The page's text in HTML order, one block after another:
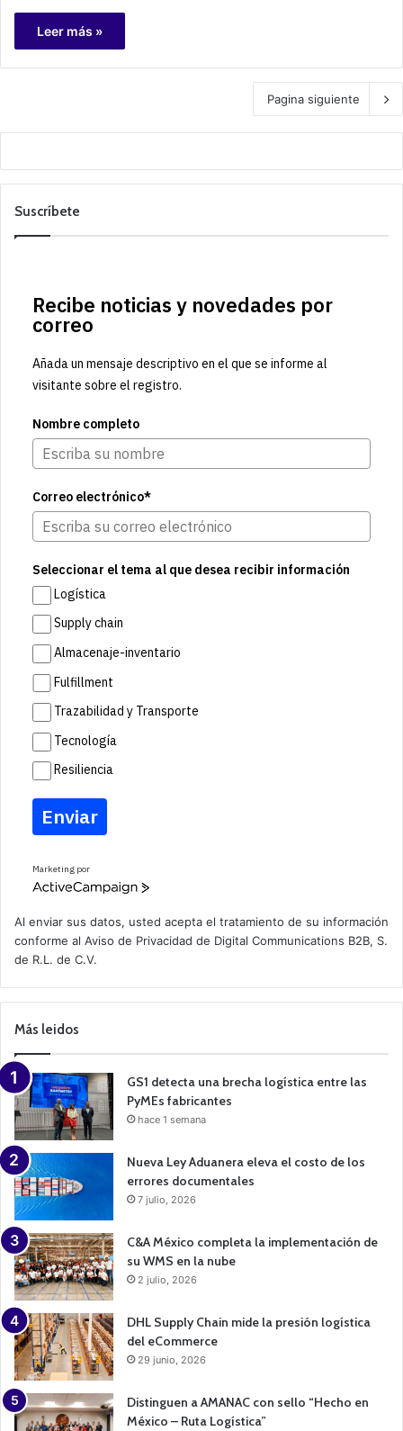
Leer más »
Pagina siguiente
Suscríbete
Recibe noticias y novedades por
correo
Añada un mensaje descriptivo en el que se informe al
visitante sobre el registro.
Nombre completo
Correo electrónico*
Seleccionar el tema al que desea recibir información
Logística
Supply chain
Almacenaje-inventario
Fulfillment
Trazabilidad y Transporte
Tecnología
Resiliencia
Enviar
Marketing por
A
v
e
a
m
a
n
Al enviar sus datos, usted acepta el tratamiento de su información
conforme al Aviso de Privacidad de Digital Communications B2B, S.
de R.L. de C.V.
Más leidos
GS1 detecta una brecha logística entre las
PyMEs fabricantes
hace 1 semana
Nueva Ley Aduanera eleva el costo de los
errores documentales
7 julio, 2026
C&A México completa la implementación de
su WMS en la nube
2 julio, 2026
DHL Supply Chain mide la presión logística
del eCommerce
29 junio, 2026
Distinguen a AMANAC con sello “Hecho en
México – Ruta Logística”